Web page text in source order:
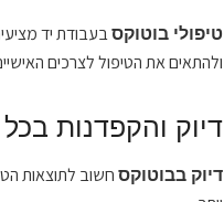
טיפולי בוטוקסבעבודת יד
ולהתאים את הטיפול לצרכים
דיוק והקפדנות בכל
דיוק בבוטוקס חשוב לתוצאות